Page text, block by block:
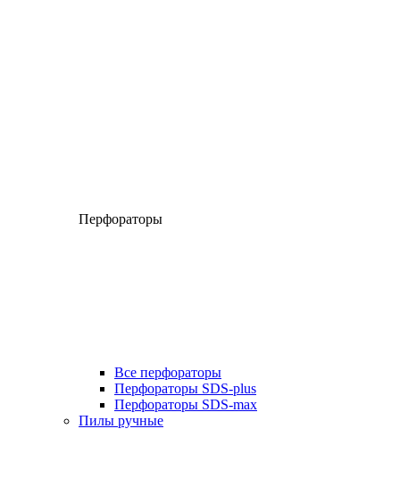
Перфораторы
Все перфораторы
Перфораторы SDS-plus
Перфораторы SDS-max
Пилы ручные